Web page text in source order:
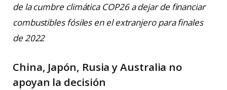
de la cumbre climática COP26 a dejar de financiar
combustibles fósiles en el extranjero para finales
de 2022
China, Japón, Rusia y Australia no
apoyan la decisión